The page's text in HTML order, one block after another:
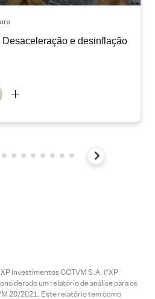
Desaceleração e desinflação
Investimentos CCTVM S.A. (“XP
um relatório de análise para os
20/2021. Este relatório tem como